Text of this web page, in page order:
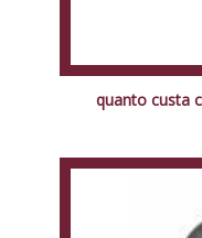
quanto custa